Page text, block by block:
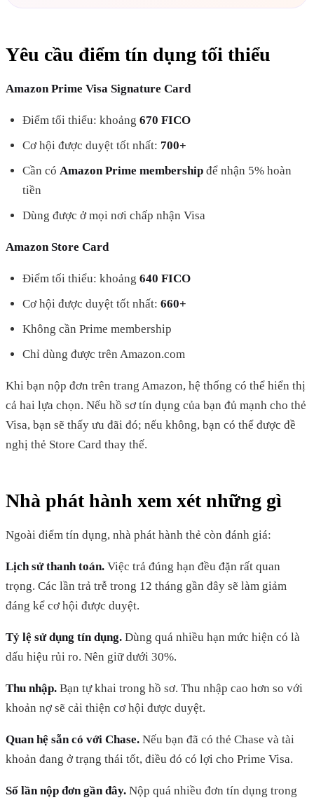
Yêu cầu điểm tín dụng tối thiểu
Amazon Prime Visa Signature Card
Điểm tối thiểu: khoảng 670 FICO
Cơ hội được duyệt tốt nhất: 700+
Cần có Amazon Prime membership để nhận 5% hoàn
tiền
Dùng được ở mọi nơi chấp nhận Visa
Amazon Store Card
Điểm tối thiểu: khoảng 640 FICO
Cơ hội được duyệt tốt nhất: 660+
Không cần Prime membership
Chỉ dùng được trên Amazon.com
Khi bạn nộp đơn trên trang Amazon, hệ thống có thể hiển thị
cả hai lựa chọn. Nếu hồ sơ tín dụng của bạn đủ mạnh cho thẻ
Visa, bạn sẽ thấy ưu đãi đó; nếu không, bạn có thể được đề
nghị thẻ Store Card thay thế.
Nhà phát hành xem xét những gì
Ngoài điểm tín dụng, nhà phát hành thẻ còn đánh giá:
Lịch sử thanh toán. Việc trả đúng hạn đều đặn rất quan
trọng. Các lần trả trễ trong 12 tháng gần đây sẽ làm giảm
đáng kể cơ hội được duyệt.
Tỷ lệ sử dụng tín dụng. Dùng quá nhiều hạn mức hiện có là
dấu hiệu rủi ro. Nên giữ dưới 30%.
Thu nhập. Bạn tự khai trong hồ sơ. Thu nhập cao hơn so với
khoản nợ sẽ cải thiện cơ hội được duyệt.
Quan hệ sẵn có với Chase. Nếu bạn đã có thẻ Chase và tài
khoản đang ở trạng thái tốt, điều đó có lợi cho Prime Visa.
Số lần nộp đơn gần đây. Nộp quá nhiều đơn tín dụng trong